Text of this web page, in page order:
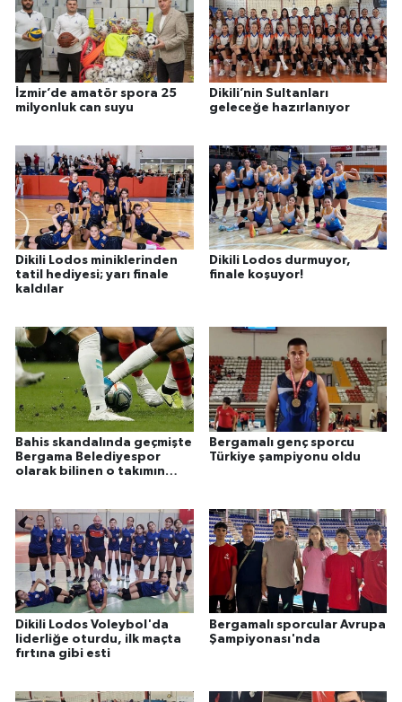
İzmir’de amatör spora 25
milyonluk can suyu
Dikili’nin Sultanları
geleceğe hazırlanıyor
Dikili Lodos miniklerinden
tatil hediyesi; yarı finale
kaldılar
Dikili Lodos durmuyor,
finale koşuyor!
Bahis skandalında geçmişte
Bergama Belediyespor
olarak bilinen o takımın
Bergamalı genç sporcu
Türkiye şampiyonu oldu
Dikili Lodos Voleybol'da
liderliğe oturdu, ilk maçta
fırtına gibi esti
Bergamalı sporcular Avrupa
Şampiyonası'nda